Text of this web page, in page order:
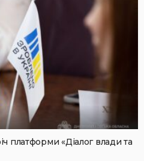
платформи «Діалог влади та